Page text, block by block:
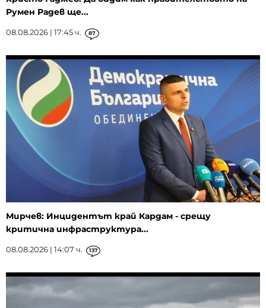
Румен Радев ще...
08.08.2026 | 17:45 ч. 87
Мирчев: Инцидентът край Кардам - срещу
критична инфраструктура...
08.08.2026 | 14:07 ч. 137